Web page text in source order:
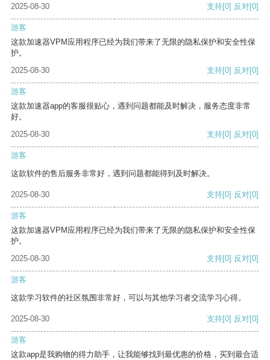
2025-08-30 支持[0] 反对[0]
游客
这款加速器VPM应用程序已经为我们带来了无限的隐私保护和安全性保
护。
2025-08-30
支持[0] 反对[0]
游客
这款加速器app的客服很贴心，遇到问题都能及时解决，服务态度非常
好。
2025-08-30
支持[0] 反对[0]
游客
这款软件的售后服务非常好，遇到问题都能得到及时解决。
2025-08-30 支持[0] 反对[0]
游客
这款加速器VPM应用程序已经为我们带来了无限的隐私保护和安全性保
护。
2025-08-30
支持[0] 反对[0]
游客
这款学习软件的社区氛围非常好，可以与其他学习者交流学习心得。
2025-08-30 支持[0] 反对[0]
游客
这款app是我购物的得力助手，让我能够找到最优惠的价格，买到最合适